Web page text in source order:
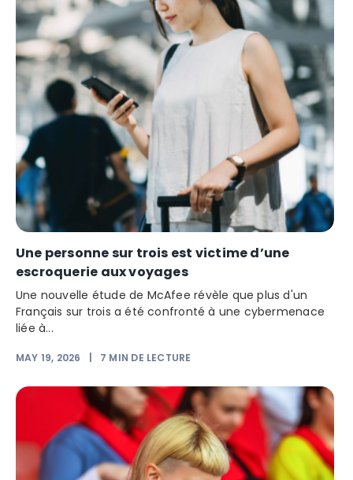
Une personne sur trois est victime d’une
escroquerie aux voyages
Une nouvelle étude de McAfee révèle que plus d'un
Français sur trois a été confronté à une cybermenace
liée à...
MAY 19, 2026 7 MIN DE LECTURE